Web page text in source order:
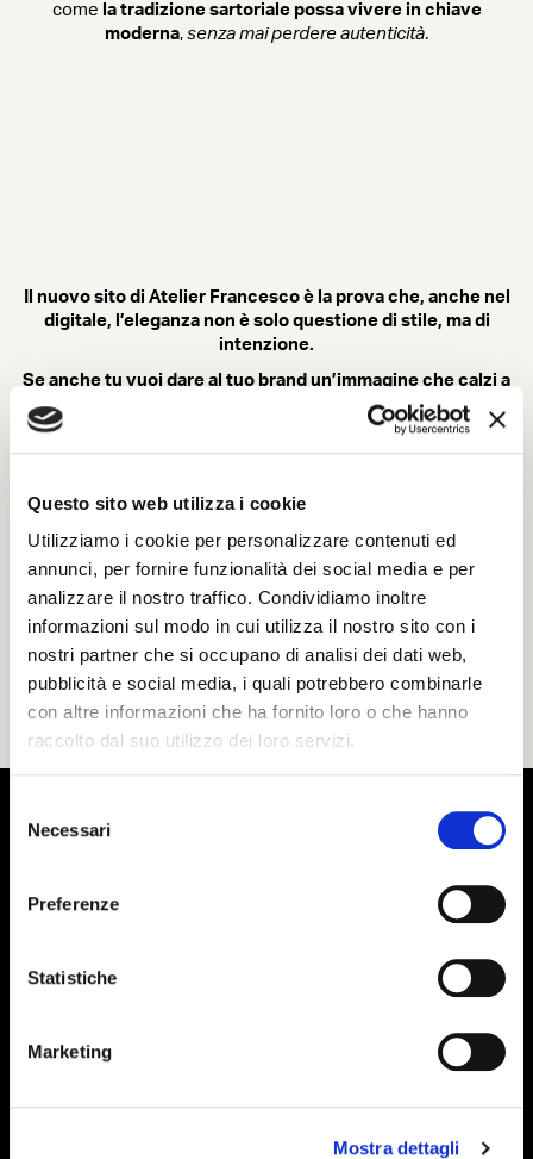
Questo sito web utilizza i cookie
Utilizziamo i cookie per personalizzare contenuti ed
annunci, per fornire funzionalità dei social media e per
analizzare il nostro traffico. Condividiamo inoltre
informazioni sul modo in cui utilizza il nostro sito con i
nostri partner che si occupano di analisi dei dati web,
pubblicità e social media, i quali potrebbero combinarle
con altre informazioni che ha fornito loro o che hanno
raccolto dal suo utilizzo dei loro servizi.
delNecessari
Preferenze
Statistiche
Marketing
Mostra dettagli
come la tradizione sartoriale possa vivere in chiave
moderna, senza mai perdere autenticità.
Il nuovo sito di Atelier Francesco è la prova che, anche nel
digitale, l’eleganza non è solo questione di stile, ma di
intenzione.
Se anche tu vuoi dare al tuo brand un’immagine che calzi a
pennello, contattaci:
realizzeremo insieme un progetto fatto